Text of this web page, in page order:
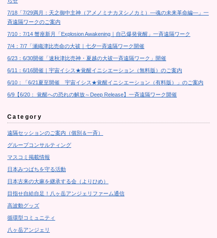
7/18「7/29満月：天之御中主神（アメノミナカヌシノカミ）―魂の未来革命編―」一
斉遠隔ワークのご案内
7/10：7/14 蟹座新月「Explosion Awakening｜自己爆発覚醒」一斉遠隔ワーク
7/4：7/7「瀬織津比売命の大祓｜七夕一斉遠隔ワーク開催
6/23：6/30開催「速秋津比売神・夏越の大祓一斉遠隔ワーク」開催
6/11：6/16開催｜宇宙イシス★覚醒イニシエーション（無料版）のご案内
6/10：「6/21夏至開催 宇宙イシス★覚醒イニシエーション（有料版）」のご案内
6/9【6/20： 覚醒への恐れの解放～Deep Release】一斉遠隔ワーク開催
Category
遠隔セッションのご案内（個別＆一斉）
グループコンサルティング
マスコミ掲載情報
日本みつばちを守る活動
日本古来の大麻を継承する会（よりひめ）
目指せ自給自足！八ヶ岳アンジェリファーム通信
高波動グッズ
循環型コミュニティ
八ヶ岳アンジェリ